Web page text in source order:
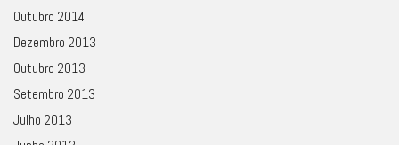
Outubro 2014
Dezembro 2013
Outubro 2013
Setembro 2013
Julho 2013